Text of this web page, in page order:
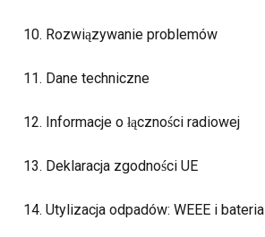
Rozwiązywanie problemów
Dane techniczne
Informacje o łączności radiowej
Deklaracja zgodności UE
Utylizacja odpadów: WEEE i bateria